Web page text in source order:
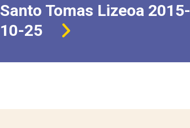
Santo Tomas Lizeoa 2015-
10-25